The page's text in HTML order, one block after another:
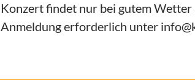
Konzert findet nur bei gutem
Anmeldung erforderlich unter